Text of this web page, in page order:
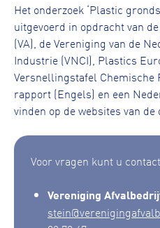
Het onderzoek ‘Plastic
uitgevoerd in opdracht van
(VA), de Vereniging van de
Industrie (VNCI), Plastics
Versnellingstafel Chemische
rapport (Engels) en een
vinden op de websites van
Voor vragen kunt u
Vereniging